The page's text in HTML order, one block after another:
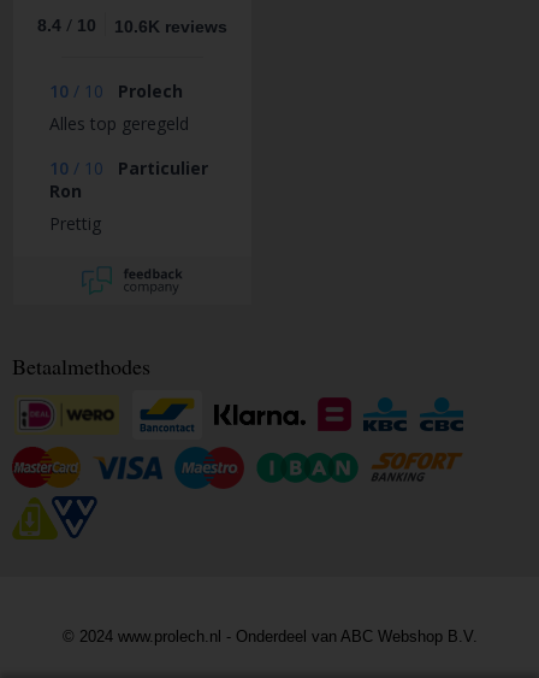
8.4 / 10 10.6K reviews
10 / 10
Prolech
Alles top geregeld
10 / 10
Particulier
Ron
Prettig
Betaalmethodes